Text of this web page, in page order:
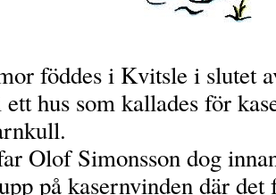
föddes i Kvitsle i slutet
hus som kallades för
Olof Simonsson dog
på kasernvinden där det